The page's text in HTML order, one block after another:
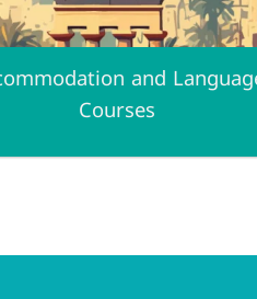
and
Courses